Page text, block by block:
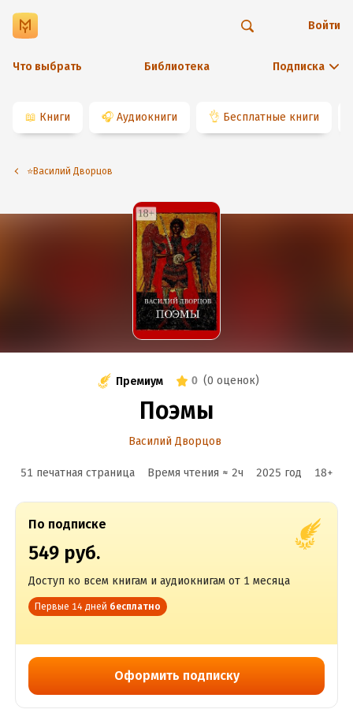
Что выбрать Библиотека Подписка
Войти
📖 Книги 🎧 Аудиокниги 👌 Бесплатные книги
⭐️Василий Дворцов
Премиум 0 (0 оценок)
Поэмы
Василий Дворцов
51 печатная страница Время чтения ≈ 2ч 2025 год 18+
По подписке
549 руб.
Доступ ко всем книгам и аудиокнигам от 1 месяца
Первые 14 дней бесплатно
Оформить подписку